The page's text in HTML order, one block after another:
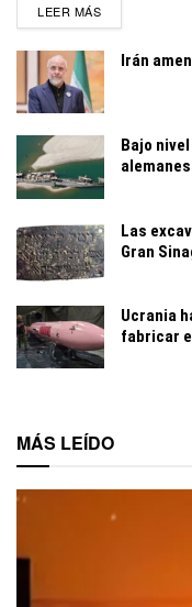
LEER MÁSDETAILS
Irán
Bajo
Las
Gran
Ucrania
fabricar
MÁS LEÍDO